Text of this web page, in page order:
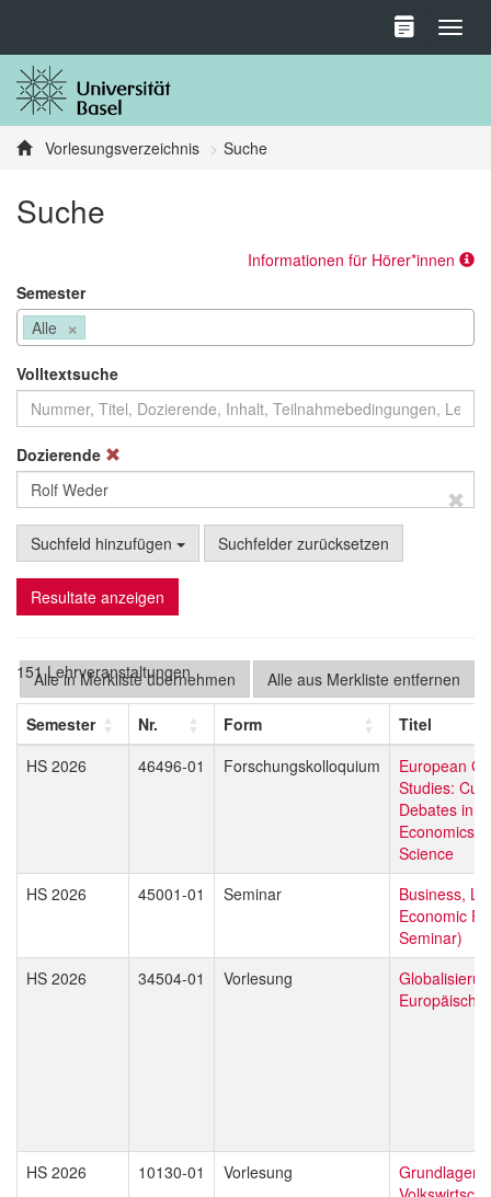
Vorlesungsverzeichnis Suche
Suche
Informationen für Hörer*innen
Semester
×
Alle
Volltextsuche
Dozierende
Suchfeld hinzufügen Suchfelder zurücksetzen
Resultate anzeigen
Alle aus Merkliste entfernen
Alle in Merkliste übernehmen
151 Lehrveranstaltungen
Semester Nr. Form
Titel
HS 2026
46496-01 Forschungskolloquium
European
Studies:
Debates in
Economics
Science
HS 2026
45001-01 Seminar
Business,
Economic
Seminar)
HS 2026
34504-01 Vorlesung
HS 2026 10130-01 Vorlesung
Grundlagen